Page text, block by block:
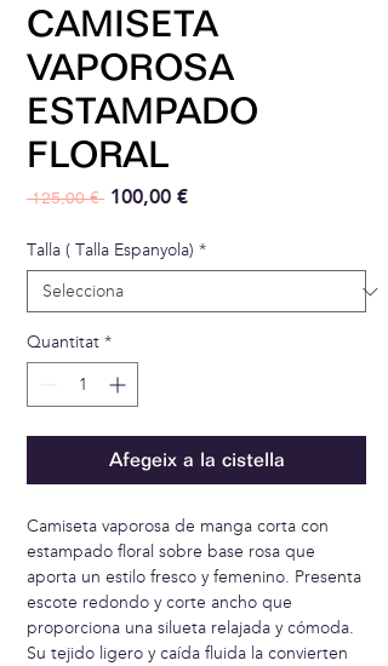
CAMISETA
VAPOROSA
ESTAMPADO
FLORAL
125,00 € Preu normal
100,00 €Preu d'oferta
Talla ( Talla Espanyola) *
Quantitat *
Afegeix a la cistella
Camiseta vaporosa de manga corta con
estampado floral sobre base rosa que
aporta un estilo fresco y femenino. Presenta
escote redondo y corte ancho que
proporciona una silueta relajada y cómoda.
Su tejido ligero y caída fluida la convierten